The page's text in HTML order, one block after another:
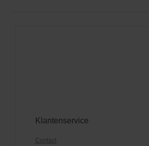
Klantenservice
Contact